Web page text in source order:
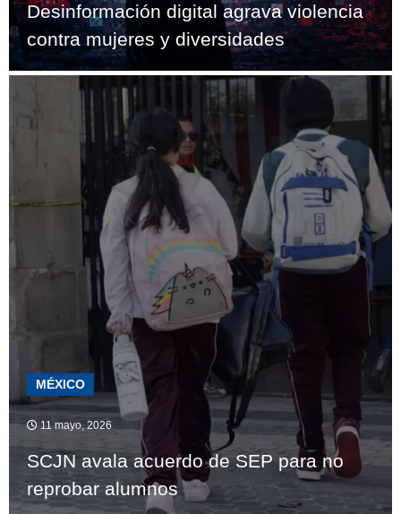
Desinformación digital agrava violencia
contra mujeres y diversidades
MÉXICO
11 mayo, 2026
SCJN avala acuerdo de SEP para no
reprobar alumnos